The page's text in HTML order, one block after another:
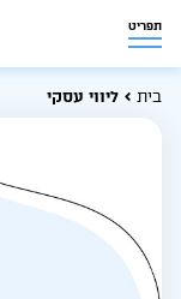
תפריט
בית ליווי עסקי